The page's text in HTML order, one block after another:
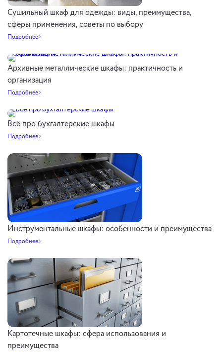
Сушильный шкаф для одежды: виды, преимущества,
сферы применения, советы по выбору
Подробнее
Архивные металлические шкафы: практичность и
организация
Подробнее
Всё про бухгалтерские шкафы
Подробнее
Инструментальные шкафы: особенности и преимущества
Подробнее
Картотечные шкафы: сфера использования и
преимущества